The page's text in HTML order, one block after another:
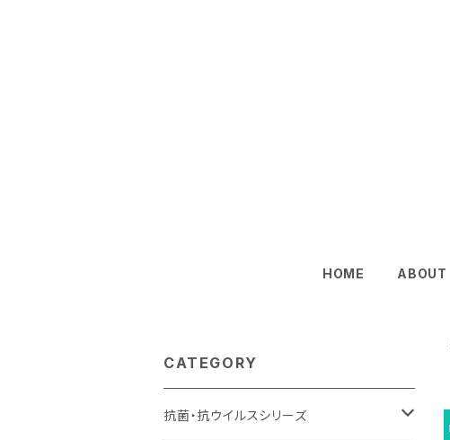
HOME ABOUT
CATEGORY
抗菌・抗ウイルスシリーズ